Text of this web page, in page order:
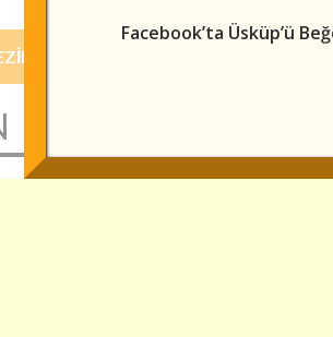
GÖRÜLECEK YERLER
Facebook’ta Üsküp’ü